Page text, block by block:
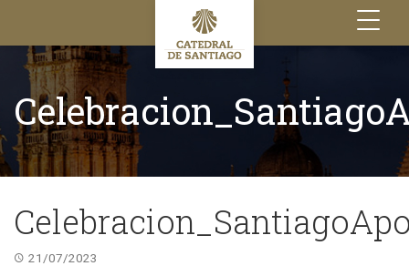
Toggle
navigation
21/07/2023